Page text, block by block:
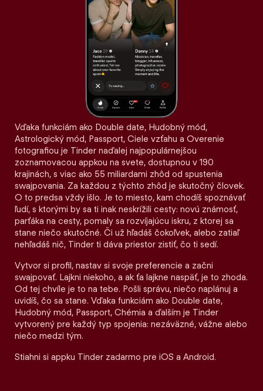
Vďaka funkciám ako Double date, Hudobný mód,
Astrologický mód, Passport, Ciele vzťahu a Overenie
fotografiou je Tinder naďalej najpopulárnejšou
zoznamovacou appkou na svete, dostupnou v 190
krajinách, s viac ako 55 miliardami zhôd od spustenia
swajpovania. Za každou z týchto zhôd je skutočný človek.
O to predsa vždy išlo. Je to miesto, kam chodíš spoznávať
ľudí, s ktorými by sa ti inak neskrížili cesty: novú známosť,
parťáka na cesty, pomaly sa rozvíjajúcu iskru, z ktorej sa
stane niečo skutočné. Či už hľadáš čokoľvek, alebo zatiaľ
nehľadáš nič, Tinder ti dáva priestor zistiť, čo ti sedí.
Vytvor si profil, nastav si svoje preferencie a začni
swajpovať. Lajkni niekoho, a ak ťa lajkne naspäť, je to zhoda.
Od tej chvíle je to na tebe. Pošli správu, niečo naplánuj a
uvidíš, čo sa stane. Vďaka funkciám ako Double date,
Hudobný mód, Passport, Chémia a ďalším je Tinder
vytvorený pre každý typ spojenia: nezáväzné, vážne alebo
niečo medzi tým.
Stiahni si appku Tinder zadarmo pre iOS a Android.